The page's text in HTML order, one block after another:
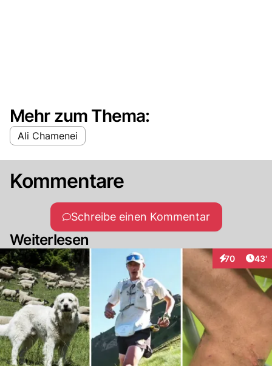
Mehr zum Thema:
Ali Chamenei
Kommentare
Schreibe einen Kommentar
Weiterlesen
70
Interaktionen
43'